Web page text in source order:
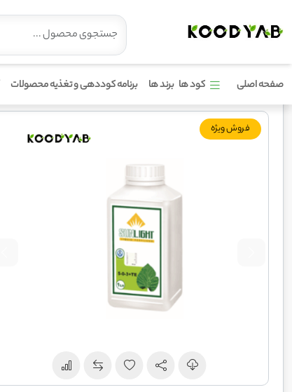
صفحه اصلی کود ها برند ها برنامه کوددهی و تغذیه محصولات
فروش ویژه